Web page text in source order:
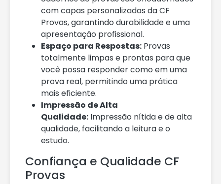
com capas personalizadas da CF
Provas, garantindo durabilidade e uma
apresentação profissional.
Espaço para Respostas: Provas
totalmente limpas e prontas para que
você possa responder como em uma
prova real, permitindo uma prática
mais eficiente.
Impressão de Alta
Qualidade: Impressão nítida e de alta
qualidade, facilitando a leitura e o
estudo.
Confiança e Qualidade CF
Provas